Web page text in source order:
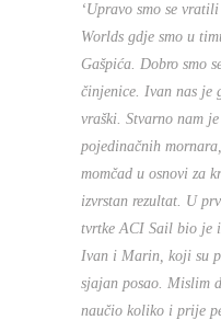
‘Upravo smo se
Worlds gdje smo u
Gašpića. Dobro smo
činjenice. Ivan nas je
vraški. Stvarno nam
pojedinačnih
momčad u osnovi za
izvrstan rezultat. U
tvrtke ACI Sail bio je
Ivan i Marin, koji su
sjajan posao. Mislim
naučio koliko i prije